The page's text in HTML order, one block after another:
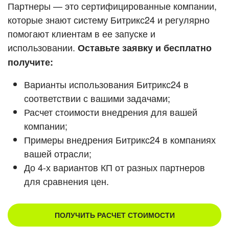
ВХОД
ВХОД
Смотреть видеокейсы
Партнеры — это сертифицированные компании,
которые знают систему Битрикс24 и регулярно
помогают клиентам в ее запуске и
использовании. Оставьте заявку и бесплатно
получите:
Варианты использования Битрикс24 в
соответствии с вашими задачами;
Расчет стоимости внедрения для вашей
компании;
Примеры внедрения Битрикс24 в компаниях
вашей отрасли;
До 4-х вариантов КП от разных партнеров
для сравнения цен.
ПОЛУЧИТЬ РАСЧЕТ СТОИМОСТИ